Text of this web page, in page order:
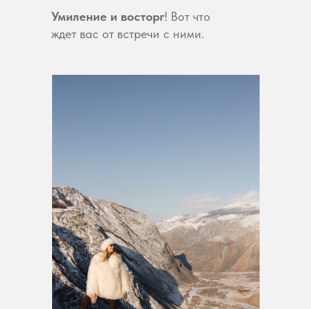
Умиление и восторг! Вот что
ждет вас от встречи с ними.